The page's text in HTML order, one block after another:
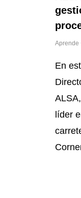
Aprende
En
líder